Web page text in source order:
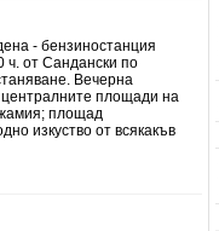
- бензиностанция
ч. от Сандански по
Вечерна
площади на
площад
изкуство от всякакъв